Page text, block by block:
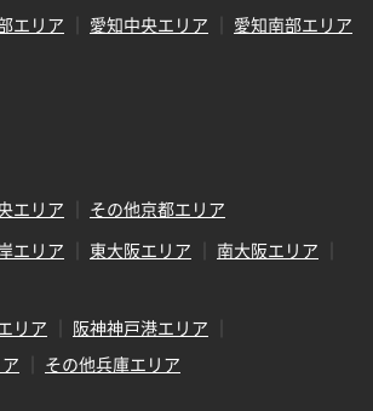
エリア 愛知中央エリア
愛知南部エリア
エリア
その他京都エリア
エリア 東大阪エリア
南大阪エリア
リア
阪神神戸港エリア
その他兵庫エリア